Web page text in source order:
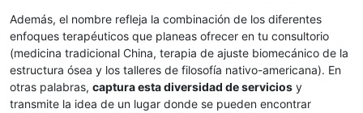
Además, el nombre refleja la combinación de los diferentes
enfoques terapéuticos que planeas ofrecer en tu consultorio
(medicina tradicional China, terapia de ajuste biomecánico de la
estructura ósea y los talleres de filosofía nativo-americana). En
otras palabras, captura esta diversidad de servicios y
transmite la idea de un lugar donde se pueden encontrar